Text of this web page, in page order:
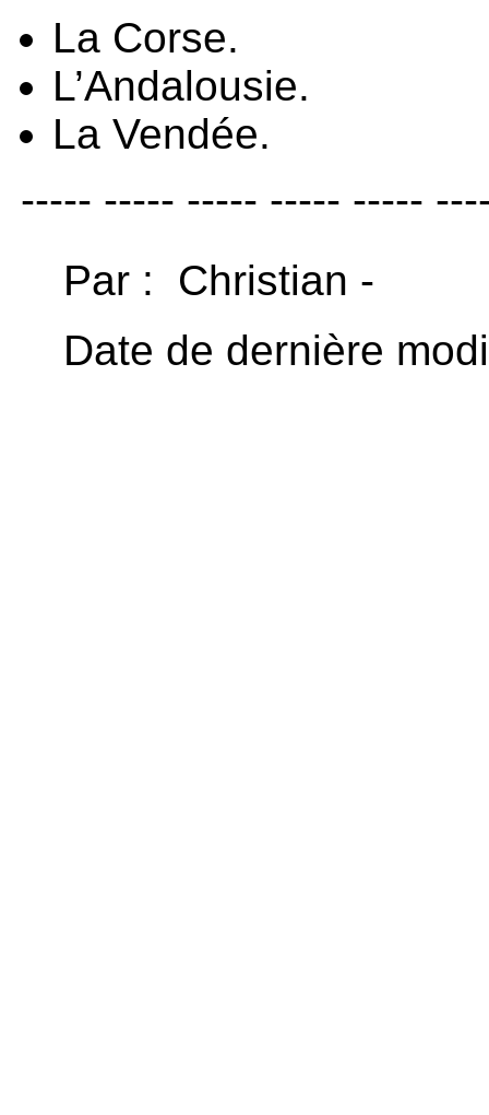
La Corse.
L’Andalousie.
La Vendée.
----- ----- ----- ----- -----
Par : Christian -
Date de dernière